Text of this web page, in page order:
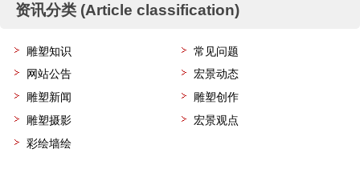
资讯分类 (Article classification)
雕塑知识
常见问题
网站公告
宏景动态
雕塑新闻
雕塑创作
雕塑摄影
宏景观点
彩绘墙绘